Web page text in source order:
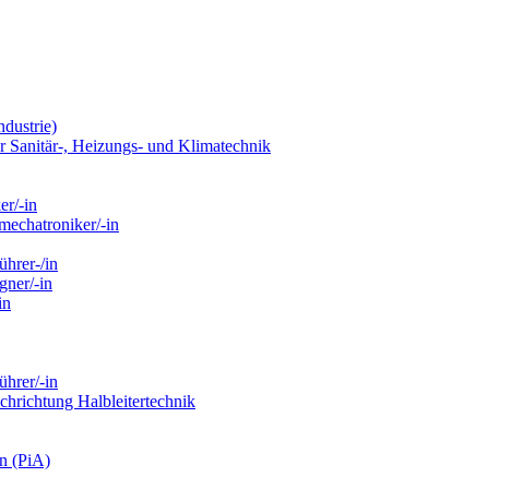
Sanitär-, Heizungs- und Klimatechnik
in
in
in
in
in
Halbleitertechnik
(PiA)